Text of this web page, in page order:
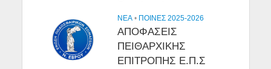
NEA • ΠΟΙΝΕΣ 2025-2026
ΑΠΟΦΑΣΕΙΣ
ΠΕΙΘΑΡΧΙΚΗΣ
ΕΠΙΤΡΟΠΗΣ Ε.Π.Σ